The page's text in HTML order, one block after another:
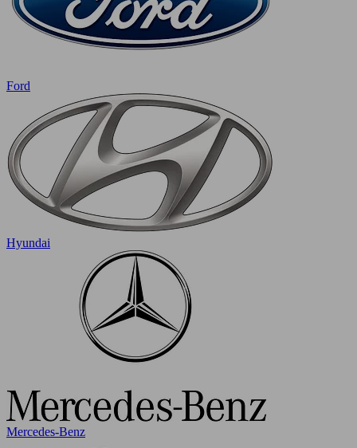
Ford
Hyundai
Mercedes-Benz